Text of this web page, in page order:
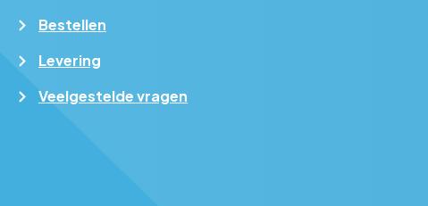
Bestellen
Levering
Veelgestelde vragen